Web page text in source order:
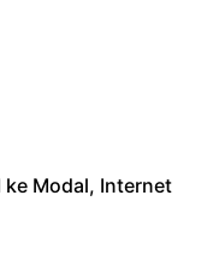
ke Modal, Internet